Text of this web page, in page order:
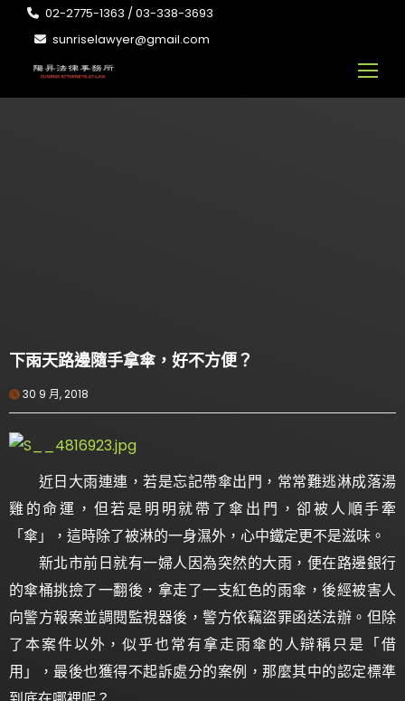
02-2775-1363 / 03-338-3693
sunriselawyer@gmail.com
下雨天路邊隨手拿傘，好不方便？
30 9 月, 2018
近日大雨連連，若是忘記帶傘出門，常常難逃淋成落湯
雞的命運，但若是明明就帶了傘出門，卻被人順手牽
「傘」，這時除了被淋的一身濕外，心中鐵定更不是滋味。
新北市前日就有一婦人因為突然的大雨，便在路邊銀行
的傘桶挑撿了一翻後，拿走了一支紅色的雨傘，後經被害人
向警方報案並調閱監視器後，警方依竊盜罪函送法辦。但除
了本案件以外，似乎也常有拿走雨傘的人辯稱只是「借
用」，最後也獲得不起訴處分的案例，那麼其中的認定標準